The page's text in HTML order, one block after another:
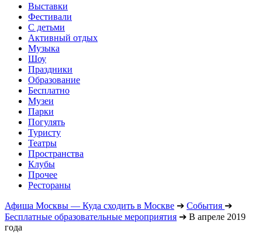
Выставки
Фестивали
С детьми
Активный отдых
Музыка
Шоу
Праздники
Образование
Бесплатно
Музеи
Парки
Погулять
Туристу
Театры
Пространства
Клубы
Прочее
Рестораны
Афиша Москвы — Куда сходить в Москве ➔ События ➔
Бесплатные образовательные мероприятия ➔ В апреле 2019
года